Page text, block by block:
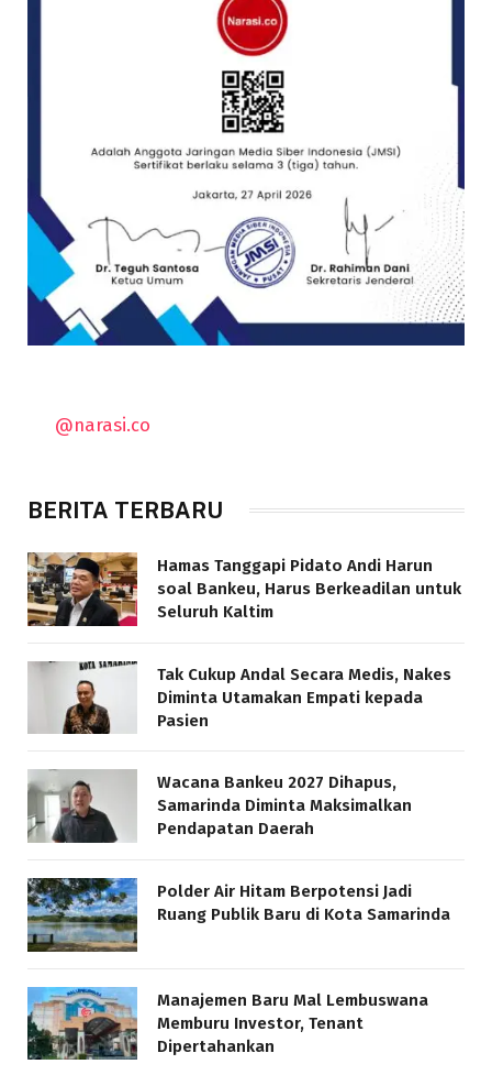
@narasi.co
BERITA TERBARU
Hamas Tanggapi Pidato Andi Harun
soal Bankeu, Harus Berkeadilan untuk
Seluruh Kaltim
Tak Cukup Andal Secara Medis, Nakes
Diminta Utamakan Empati kepada
Pasien
Wacana Bankeu 2027 Dihapus,
Samarinda Diminta Maksimalkan
Pendapatan Daerah
Polder Air Hitam Berpotensi Jadi
Ruang Publik Baru di Kota Samarinda
Manajemen Baru Mal Lembuswana
Memburu Investor, Tenant
Dipertahankan